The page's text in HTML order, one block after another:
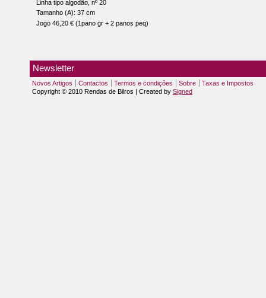
Linha tipo algodão, nº 20
Tamanho (A): 37 cm
Jogo 46,20 € (1pano gr + 2 panos peq)
Newsletter
Novos Artigos Contactos Termos e condições Sobre
Taxas e Impostos
Copyright © 2010 Rendas de Bilros | Created by Signed